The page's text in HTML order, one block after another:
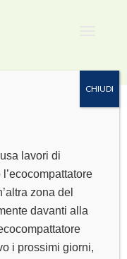
lavori di
zona del
davanti alla
i prossimi giorni,
CHIUDI